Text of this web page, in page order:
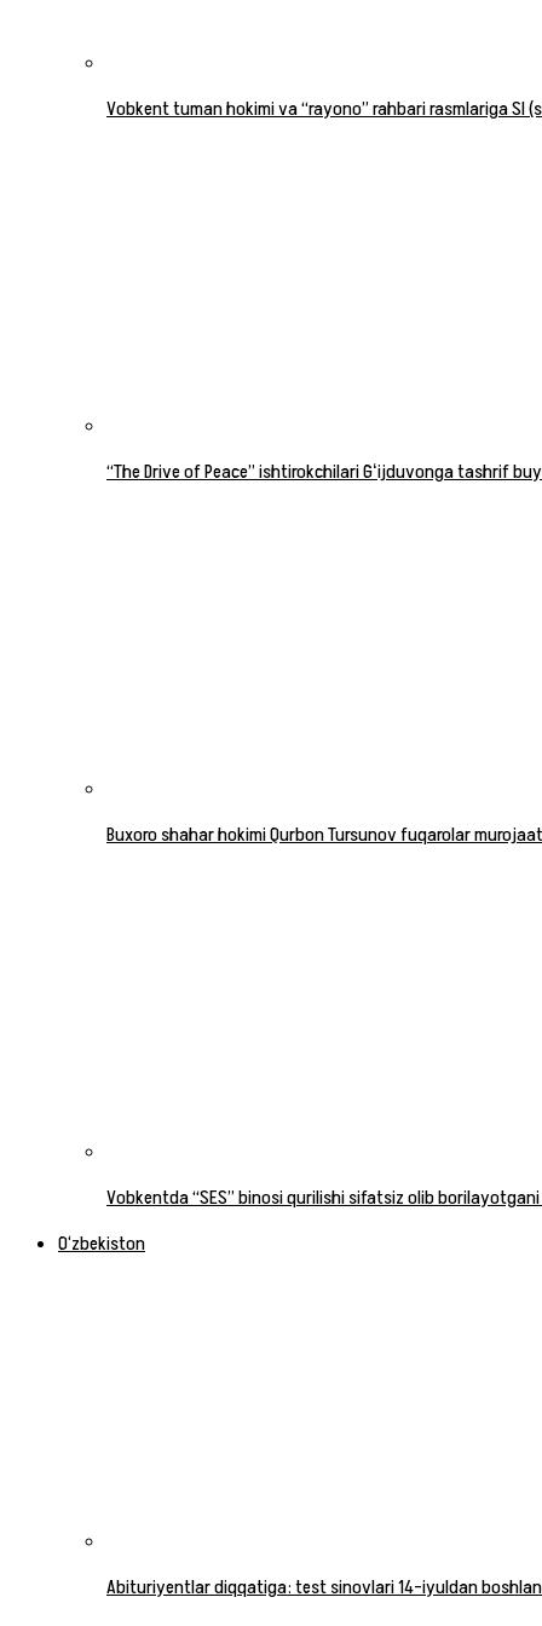
Vobkent tuman hokimi va “rayono” rahbari rasmlariga
“The Drive of Peace” ishtirokchilari Gʻijduvonga tashrif
Buxoro shahar hokimi Qurbon Tursunov fuqarolar
Vobkentda “SES” binosi qurilishi sifatsiz olib
O‘zbekiston
Abituriyentlar diqqatiga: test sinovlari 14-iyuldan